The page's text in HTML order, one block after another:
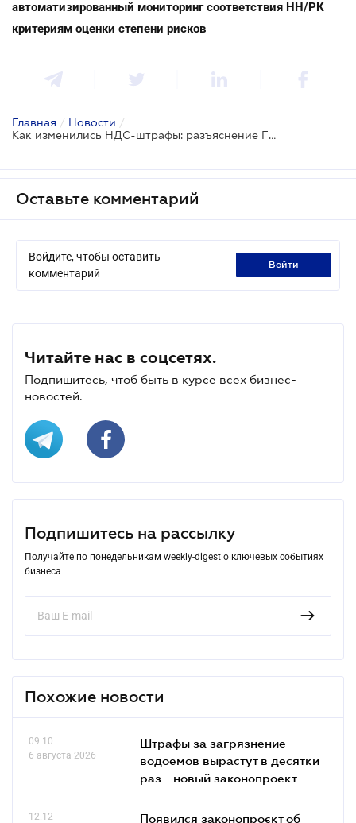
автоматизированный мониторинг соответствия НН/РК
критериям оценки степени рисков
Главная / Новости /
Как изменились НДС-штрафы: разъяснение ГНС
Оставьте комментарий
Войдите, чтобы оставить
комментарий
войти
Читайте нас в соцсетях.
Подпишитесь, чтоб быть в курсе всех бизнес-
новостей.
Подпишитесь на рассылку
Получайте по понедельникам weekly-digest о ключевых событиях
бизнеса
Похожие новости
09.10
6 августа 2026
Штрафы за загрязнение
водоемов вырастут в десятки
раз - новый законопроект
12.12
Появился законопроєкт об